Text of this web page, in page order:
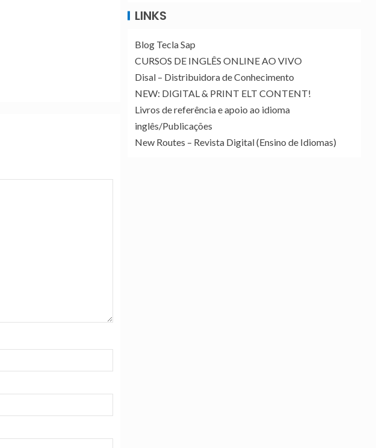
LINKS
Blog Tecla Sap
CURSOS DE INGLÊS ONLINE AO VIVO
Disal – Distribuidora de Conhecimento
NEW: DIGITAL & PRINT ELT CONTENT!
Livros de referência e apoio ao idioma
inglês/Publicações
New Routes – Revista Digital (Ensino de Idiomas)